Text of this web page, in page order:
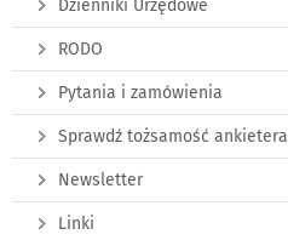
Dzienniki Urzędowe
RODO
Pytania i zamówienia
Sprawdź tożsamość ankietera
Newsletter
Linki